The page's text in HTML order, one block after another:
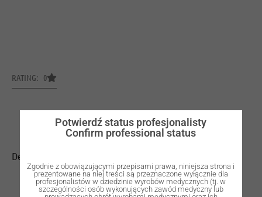
RATING: 0
Dental Implant, ROOTT M, D 3.5 mm, L 6 mm.
Potwierdź status profesjonalisty
Confirm professional status
Zgodnie z obowiązującymi przepisami prawa, niniejsza strona i
prezentowane na niej treści są przeznaczone wyłącznie dla
profesjonalistów w dziedzinie wyrobów medycznych (tj. w
szczególności osób wykonujących zawód medyczny lub